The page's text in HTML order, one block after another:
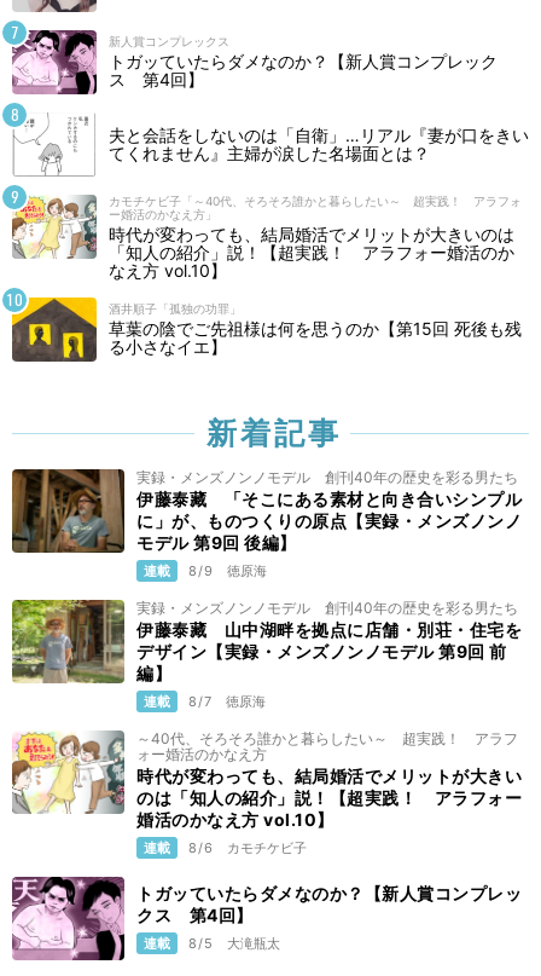
新人賞コンプレックス
トガッていたらダメなのか？【新人賞コンプレック
ス 第4回】
夫と会話をしないのは「自衛」…リアル『妻が口をきい
てくれません』主婦が涙した名場面とは？
カモチケビ子「～40代、そろそろ誰かと暮らしたい～ 超実践！ アラフォ
ー婚活のかなえ方」
時代が変わっても、結局婚活でメリットが大きいのは
「知人の紹介」説！【超実践！ アラフォー婚活のか
なえ方 vol.10】
酒井順子「孤独の功罪」
草葉の陰でご先祖様は何を思うのか【第15回 死後も残
る小さなイエ】
新着記事
実録・メンズノンノモデル 創刊40年の歴史を彩る男たち
伊藤泰藏 「そこにある素材と向き合いシンプル
に」が、ものつくりの原点【実録・メンズノンノ
モデル 第9回 後編】
連載 8/9 徳原海
実録・メンズノンノモデル 創刊40年の歴史を彩る男たち
伊藤泰藏 山中湖畔を拠点に店舗・別荘・住宅を
デザイン【実録・メンズノンノモデル 第9回 前
編】
連載 8/7 徳原海
～40代、そろそろ誰かと暮らしたい～ 超実践！ アラフ
ォー婚活のかなえ方
時代が変わっても、結局婚活でメリットが大きい
のは「知人の紹介」説！【超実践！ アラフォー
婚活のかなえ方 vol.10】
連載 8/6 カモチケビ子
トガッていたらダメなのか？【新人賞コンプレッ
クス 第4回】
連載 8/5 大滝瓶太